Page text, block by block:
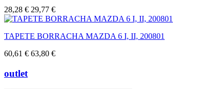
28,28 € 29,77 €
TAPETE BORRACHA MAZDA 6 I, II, 200801
60,61 € 63,80 €
outlet